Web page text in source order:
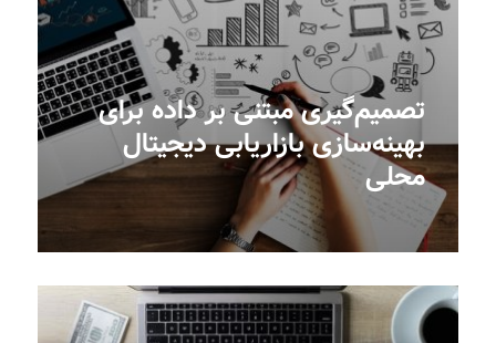
تصمیم‌گیری مبتنی بر داده برای
بهینه‌سازی بازاریابی دیجیتال
محلی